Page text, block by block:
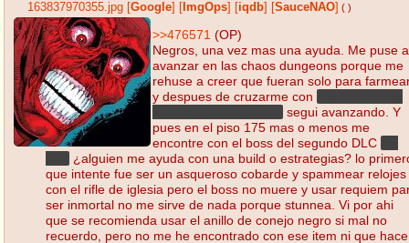
163837970355.jpg Google ImgOps iqdb SauceNAO ( )
>>476571 (OP)
Negros, una vez mas una ayuda. Me puse a
avanzar en las chaos dungeons porque me
rehuse a creer que fueran solo para
y despues de cruzarme con
segui avanzando. Y
pues en el piso 175 mas o menos me
encontre con el boss del segundo DLC
¿alguien me ayuda con una build o estrategias? lo
que intente fue ser un asqueroso cobarde y spammear relojes
con el rifle de iglesia pero el boss no muere y usar requiem
ser inmortal no me sirve de nada porque stunnea. Vi por ahi
que se recomienda usar el anillo de conejo negro si mal no
recuerdo, pero no me he encontrado con ese item ni que hace